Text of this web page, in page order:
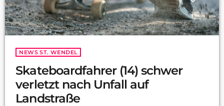
NEWS ST. WENDEL
Skateboardfahrer (14) schwer
verletzt nach Unfall auf
Landstraße